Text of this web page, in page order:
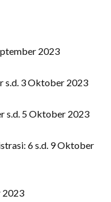
2023
s.d. 3 Oktober 2023
s.d. 5 Oktober 2023
6 s.d. 9 Oktober
2023